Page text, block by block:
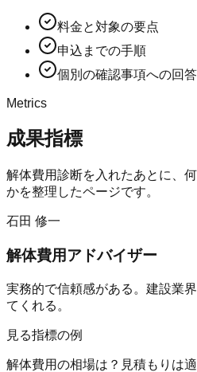
料金と対象の要点
申込までの手順
個別の確認事項への回答
Metrics
成果指標
解体費用診断を入れたあとに、
かを整理したページです。
石田 修一
解体費用アドバイザー
実務的で信頼感がある。建設業
てくれる。
見る指標の例
解体費用の相場は？ 見積もりは